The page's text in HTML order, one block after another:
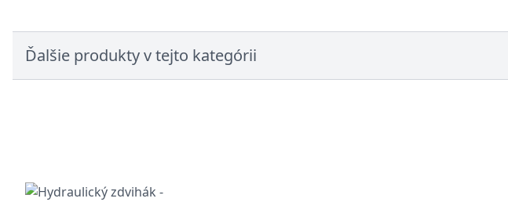
Ďalšie produkty v tejto kategórii